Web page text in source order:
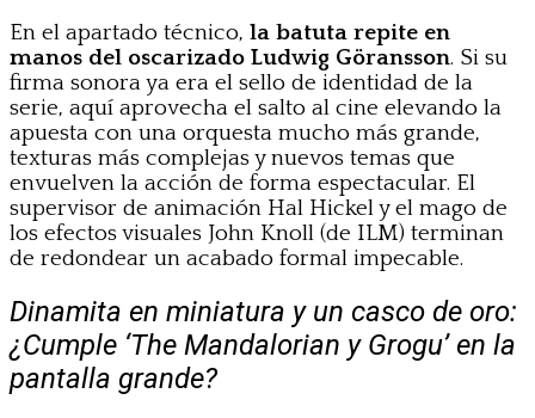
En el apartado técnico, la batuta repite en
manos del oscarizado Ludwig Göransson. Si su
firma sonora ya era el sello de identidad de la
serie, aquí aprovecha el salto al cine elevando la
apuesta con una orquesta mucho más grande,
texturas más complejas y nuevos temas que
envuelven la acción de forma espectacular. El
supervisor de animación Hal Hickel y el mago de
los efectos visuales John Knoll (de ILM) terminan
de redondear un acabado formal impecable.
Dinamita en miniatura y un casco de oro:
¿Cumple ‘The Mandalorian y Grogu’ en la
pantalla grande?